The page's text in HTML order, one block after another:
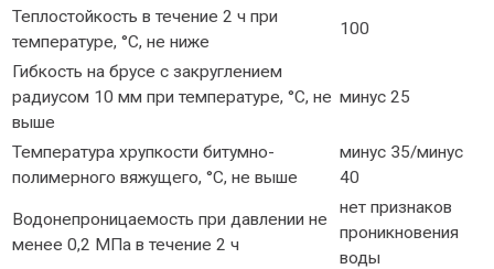
Теплостойкость в течение 2 ч при
температуре, °С, не ниже
100
Гибкость на брусе с закруглением
радиусом 10 мм при температуре, °С, не
выше
минус 25
Температура хрупкости битумно-
полимерного вяжущего, °С, не выше
минус 35/минус
40
Водонепроницаемость при давлении не
менее 0,2 МПа в течение 2 ч
нет признаков
проникновения
воды